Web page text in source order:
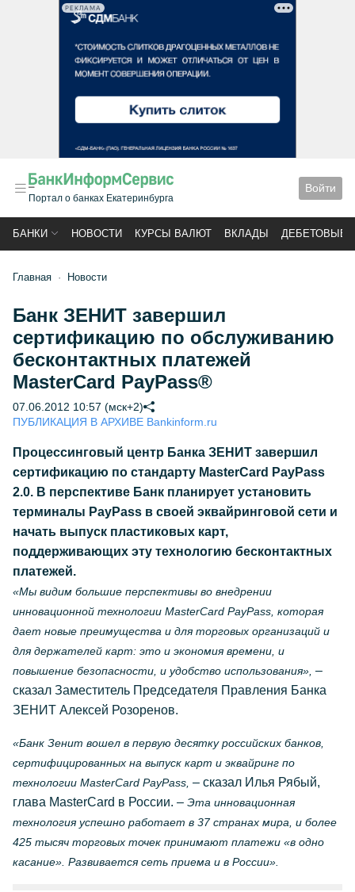
РЕКЛАМА
Портал о банках Екатеринбурга
Войти
БАНКИ НОВОСТИ КУРСЫ ВАЛЮТ ВКЛАДЫ ДЕБЕТОВЫЕ
Главная Новости
Банк ЗЕНИТ завершил
сертификацию по обслуживанию
бесконтактных платежей
MasterCard PayPass®
07.06.2012 10:57 (мск+2)
ПУБЛИКАЦИЯ В АРХИВЕ Bankinform.ru
Процессинговый центр Банка ЗЕНИТ завершил
сертификацию по стандарту MasterCard PayPass
2.0. В перспективе Банк планирует установить
терминалы PayPass в своей эквайринговой сети и
начать выпуск пластиковых карт,
поддерживающих эту технологию бесконтактных
платежей.
«Мы видим большие перспективы во внедрении
инновационной технологии MasterCard PayPass, которая
дает новые преимущества и для торговых организаций и
для держателей карт: это и экономия времени, и
повышение безопасности, и удобство использования», –
сказал Заместитель Председателя Правления Банка
ЗЕНИТ Алексей Розоренов.
«Банк Зенит вошел в первую десятку российских банков,
сертифицированных на выпуск карт и эквайринг по
технологии MasterCard PayPass, – сказал Илья Рябый,
глава MasterCard в России. – Эта инновационная
технология успешно работает в 37 странах мира, и более
425 тысяч торговых точек принимают платежи «в одно
касание». Развивается сеть приема и в России».